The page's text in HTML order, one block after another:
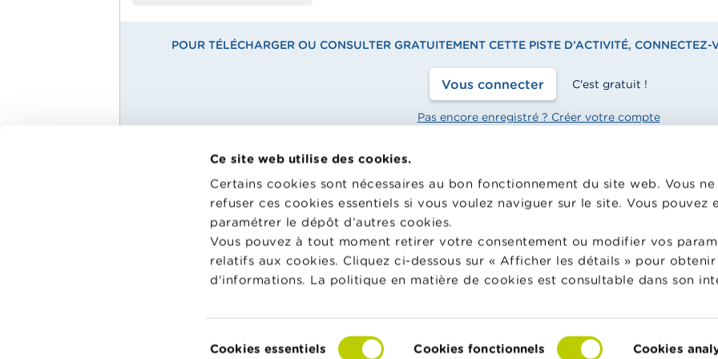
Ce site web utilise des cookies.
Certains cookies sont nécessaires au bon fonctionnement du site web. Vous
refuser ces cookies essentiels si vous voulez naviguer sur le site. Vous pouvez
paramétrer le dépôt d’autres cookies.
Vous pouvez à tout moment retirer votre consentement ou modifier vos
relatifs aux cookies. Cliquez ci-dessous sur « Afficher les détails » pour
d'informations. La politique en matière de cookies est consultable dans son
Cookies essentiels Cookies fonctionnels Cookies
POUR TÉLÉCHARGER OU CONSULTER GRATUITEMENT CETTE PISTE D’ACTIVITÉ,
Vous connecter C'est gratuit !
Pas encore enregistré ? Créer votre compte
Matériel pédagogique
Wikifin School met gratuitement à
disposition des enseignants du matériel
pédagogique varié et des formations pour
les aider à faire de l’éducation financière
et à la consommation responsable en
classe.
Wikifin.be est un site internet
Il met gratuitement à votre
une information
pratique. Il est sans aucun lien